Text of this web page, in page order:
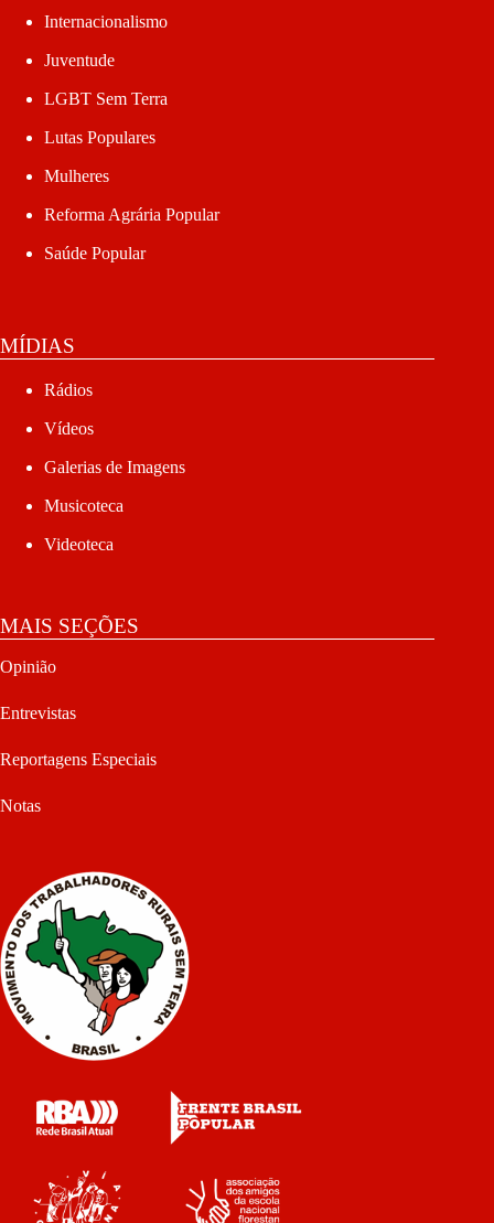
Internacionalismo
Juventude
LGBT Sem Terra
Lutas Populares
Mulheres
Reforma Agrária Popular
Saúde Popular
MÍDIAS
Rádios
Vídeos
Galerias de Imagens
Musicoteca
Videoteca
MAIS SEÇÕES
Opinião
Entrevistas
Reportagens Especiais
Notas